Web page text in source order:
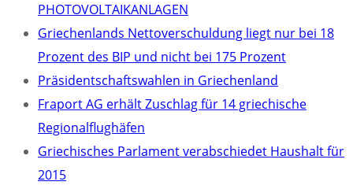
PHOTOVOLTAIKANLAGEN
Griechenlands Nettoverschuldung liegt nur bei 18
Prozent des BIP und nicht bei 175 Prozent
Präsidentschaftswahlen in Griechenland
Fraport AG erhält Zuschlag für 14 griechische
Regionalflughäfen
Griechisches Parlament verabschiedet Haushalt für
2015